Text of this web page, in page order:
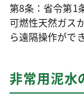
第8条：省令第1
可燃性天然ガス
ら遠隔操作がで
非常用泥水